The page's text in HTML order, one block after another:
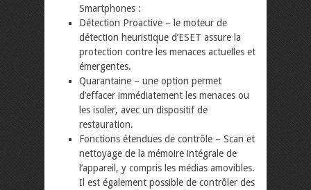
Smartphones :
Détection Proactive – le moteur de
détection heuristique d’ESET assure la
protection contre les menaces actuelles et
émergentes.
Quarantaine – une option permet
d’effacer immédiatement les menaces ou
les isoler, avec un dispositif de
restauration.
Fonctions étendues de contrôle – Scan et
nettoyage de la mémoire intégrale de
l’appareil, y compris les médias amovibles.
Il est également possible de contrôler des